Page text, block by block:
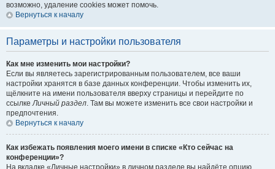
возможно, удаление cookies может помочь.
Вернуться к началу
Параметры и настройки пользователя
Как мне изменить мои настройки?
Если вы являетесь зарегистрированным пользователем, все ваши
настройки хранятся в базе данных конференции. Чтобы изменить их,
щёлкните на имени пользователя вверху страницы и перейдите по
ссылкеЛичный раздел. Там вы можете изменить все свои настройки и
предпочтения.
Вернуться к началу
Как избежать появления моего имени в списке «Кто сейчас на
конференции»?
На вкладке «Личные настройки» в личном разделе вы найдёте опцию